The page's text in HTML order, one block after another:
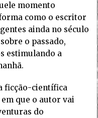
momento
como o escritor
ainda no século
o passado,
estimulando a
ficção-científica
que o autor vai
do